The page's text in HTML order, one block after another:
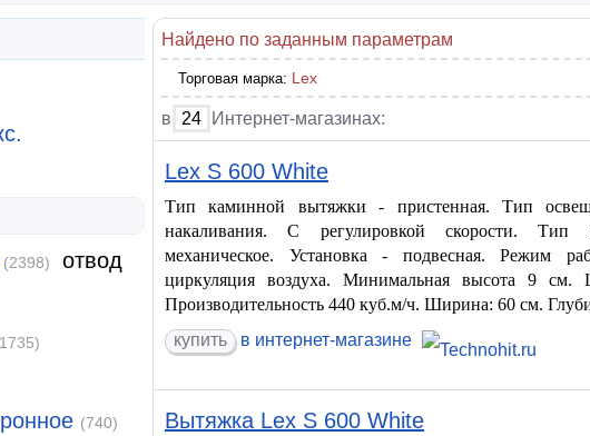
(2398)
отвод
(740)
Найдено по заданным параметрам
Торговая марка: Lex
в 24 Интернет-магазинах:
Lex S 600 White
Тип каминной вытяжки - пристенная. Тип
накаливания. С регулировкой скорости. Тип
механическое. Установка - подвесная. Режим
циркуляция воздуха. Минимальная высота 9 см.
Производительность 440 куб.м/ч. Ширина: 60 см.
купить
в интернет-магазине
Вытяжка Lex S 600 White